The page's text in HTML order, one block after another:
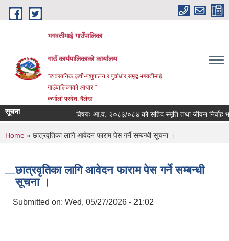
Skip to main content
भगवतीमाई गाउँपालिका
गाउँ कार्यपालिकाको कार्यालय
"ब्यवसायिक कृषी-पशुपालन र पुर्वाधार,समृद्ब भगवतीमाई
गाउँपालिकाको आधार "
कर्णाली प्रदेश, दैलेख
सूचना विषयः आ.व. २०८३/०८४ को सहिद स्मृति तथा जीवन निर्वाह
You are here
Home » छात्रवृतिका लागि आवेदन फाराम पेस गर्ने सम्बन्धी सूचना ।
छात्रवृतिका लागि आवेदन फाराम पेस गर्ने सम्बन्धी
सूचना ।
Submitted on: Wed, 05/27/2026 - 21:02